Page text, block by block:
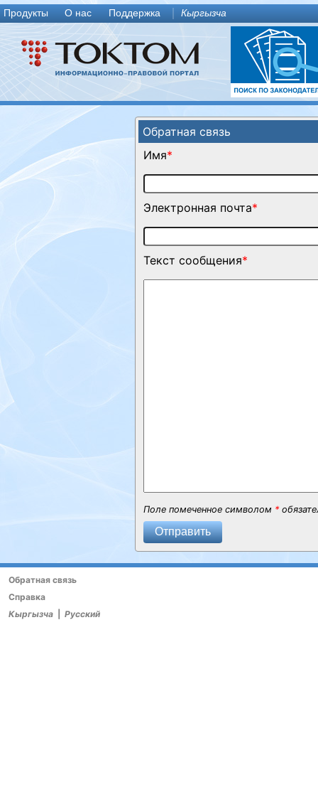
Продукты О нас Поддержка Кыргызча
Обратная связь
Имя*
Электронная почта*
Текст сообщения*
Поле помеченное символом *
Отправить
Обратная связь
Справка
Кыргызча
Русский